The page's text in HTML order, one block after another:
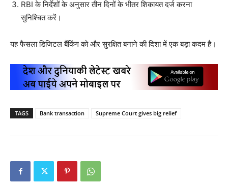
RBI के निर्देशों के अनुसार तीन दिनों के भीतर शिकायत दर्ज करना
सुनिश्चित करें।
यह फैसला डिजिटल बैंकिंग को और सुरक्षित बनाने की दिशा में एक बड़ा कदम है।
TAGS Bank transaction Supreme Court gives big relief